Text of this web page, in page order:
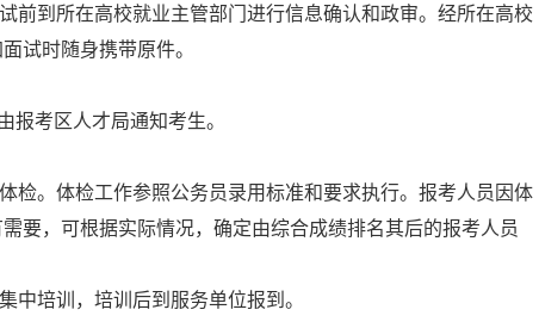
前到所在高校就业主管部门进行信息确认和政审。经所在高校
试时随身携带原件。
考区人才局通知考生。
检。体检工作参照公务员录用标准和要求执行。报考人员因体
要，可根据实际情况，确定由综合成绩排名其后的报考人员
培训，培训后到服务单位报到。